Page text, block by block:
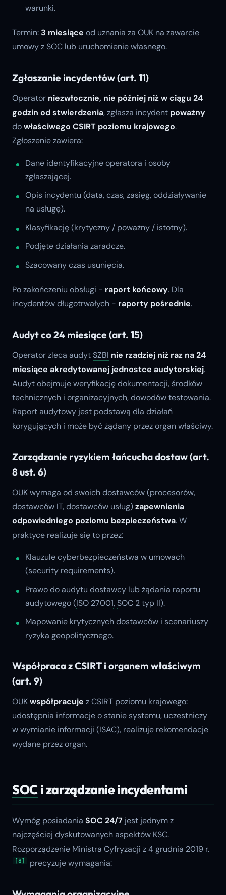
warunki.
Termin: 3 miesiące od uznania za OUK na zawarcie
umowy zSOC lub uruchomienie własnego.
Zgłaszanie incydentów (art. 11)
Operator niezwłocznie, nie później niż w ciągu 24
godzin od stwierdzenia, zgłasza incydent poważny
dowłaściwego CSIRT poziomu krajowego.
Zgłoszenie zawiera:
Dane identyfikacyjne operatora i osoby
zgłaszającej.
Opis incydentu (data, czas, zasięg, oddziaływanie
na usługę).
Klasyfikację (krytyczny / poważny / istotny).
Podjęte działania zaradcze.
Szacowany czas usunięcia.
Po zakończeniu obsługi - raport końcowy. Dla
incydentów długotrwałych - raporty pośrednie.
Audyt co 24 miesiące (art. 15)
Operator zleca audytSZBI nie rzadziej niż raz na 24
miesiące akredytowanej jednostce audytorskiej.
Audyt obejmuje weryfikację dokumentacji, środków
technicznych i organizacyjnych, dowodów testowania.
Raport audytowy jest podstawą dla działań
korygujących i może być żądany przez organ właściwy.
Zarządzanie ryzykiem łańcucha dostaw (art.
8 ust. 6)
OUK wymaga od swoich dostawców (procesorów,
dostawców IT, dostawców usług)zapewnienia
odpowiedniego poziomu bezpieczeństwa. W
praktyce realizuje się to przez:
Klauzule cyberbezpieczeństwa w umowach
(security requirements).
Prawo do audytu dostawcy lub żądania raportu
audytowego (ISO 27001,SOC 2 typ II).
Mapowanie krytycznych dostawców i scenariuszy
ryzyka geopolitycznego.
Współpraca z CSIRT i organem właściwym
(art. 9)
OUKwspółpracuje z CSIRT poziomu krajowego:
udostępnia informacje o stanie systemu, uczestniczy
w wymianie informacji (ISAC), realizuje rekomendacje
wydane przez organ.
SOCi zarządzanie incydentami
Wymóg posiadania SOC 24/7 jest jednym z
najczęściej dyskutowanych aspektów KSC.
Rozporządzenie Ministra Cyfryzacji z 4 grudnia 2019 r.
[8] precyzuje wymagania: